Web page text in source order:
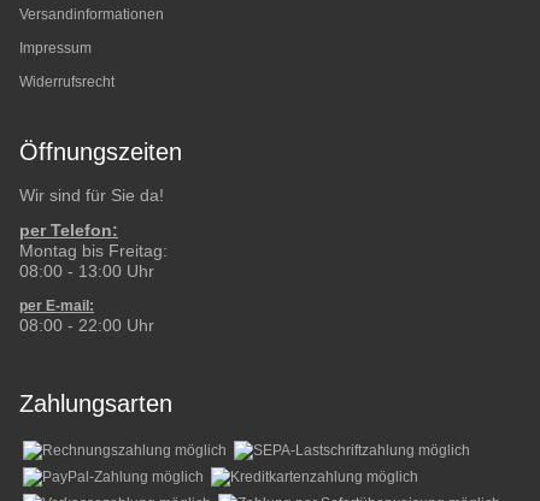
Versandinformationen
Impressum
Widerrufsrecht
Öffnungszeiten
Wir sind für Sie da!
per Telefon:
Montag bis Freitag:
08:00 - 13:00 Uhr
per E-mail:
08:00 - 22:00 Uhr
Zahlungsarten